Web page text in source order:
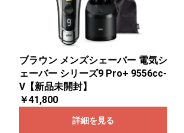
ブラウン メンズシェーバー 電気シ
ェーバー シリーズ9 Pro+ 9556cc-
V【新品未開封】
￥41,800
詳細を見る